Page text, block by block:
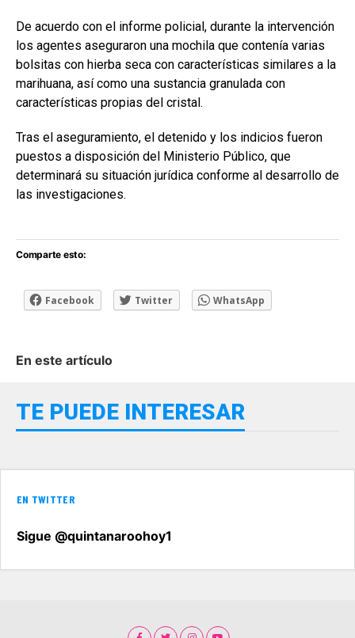
De acuerdo con el informe policial, durante la intervención
los agentes aseguraron una mochila que contenía varias
bolsitas con hierba seca con características similares a la
marihuana, así como una sustancia granulada con
características propias del cristal.
Tras el aseguramiento, el detenido y los indicios fueron
puestos a disposición del Ministerio Público, que
determinará su situación jurídica conforme al desarrollo de
las investigaciones.
Comparte esto:
Facebook Twitter WhatsApp
En este artículo
TE PUEDE INTERESAR
EN TWITTER
Sigue @quintanaroohoy1